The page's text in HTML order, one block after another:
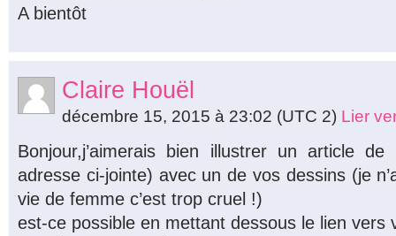
A bientôt
Claire Houël
décembre 15, 2015 à 23:02 (UTC 2) Lier
Bonjour,j’aimerais bien illustrer un article
adresse ci-jointe) avec un de vos dessins (je
vie de femme c’est trop cruel !)
est-ce possible en mettant dessous le lien vers